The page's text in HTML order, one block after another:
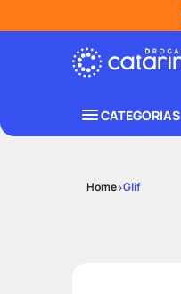
CATEGORIAS
Glif